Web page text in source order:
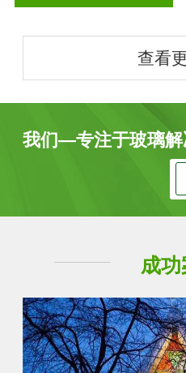
查看
我们—专注于玻璃解
成功